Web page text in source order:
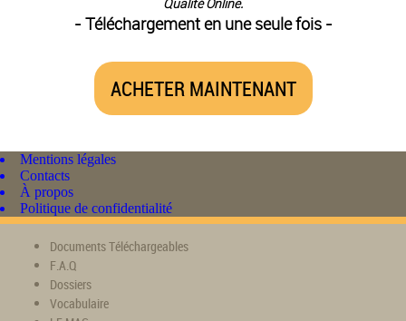
- Téléchargement en une seule fois -
ACHETER MAINTENANT
Mentions légales
Contacts
À propos
Politique de confidentialité
Documents Téléchargeables
F.A.Q
Dossiers
Vocabulaire